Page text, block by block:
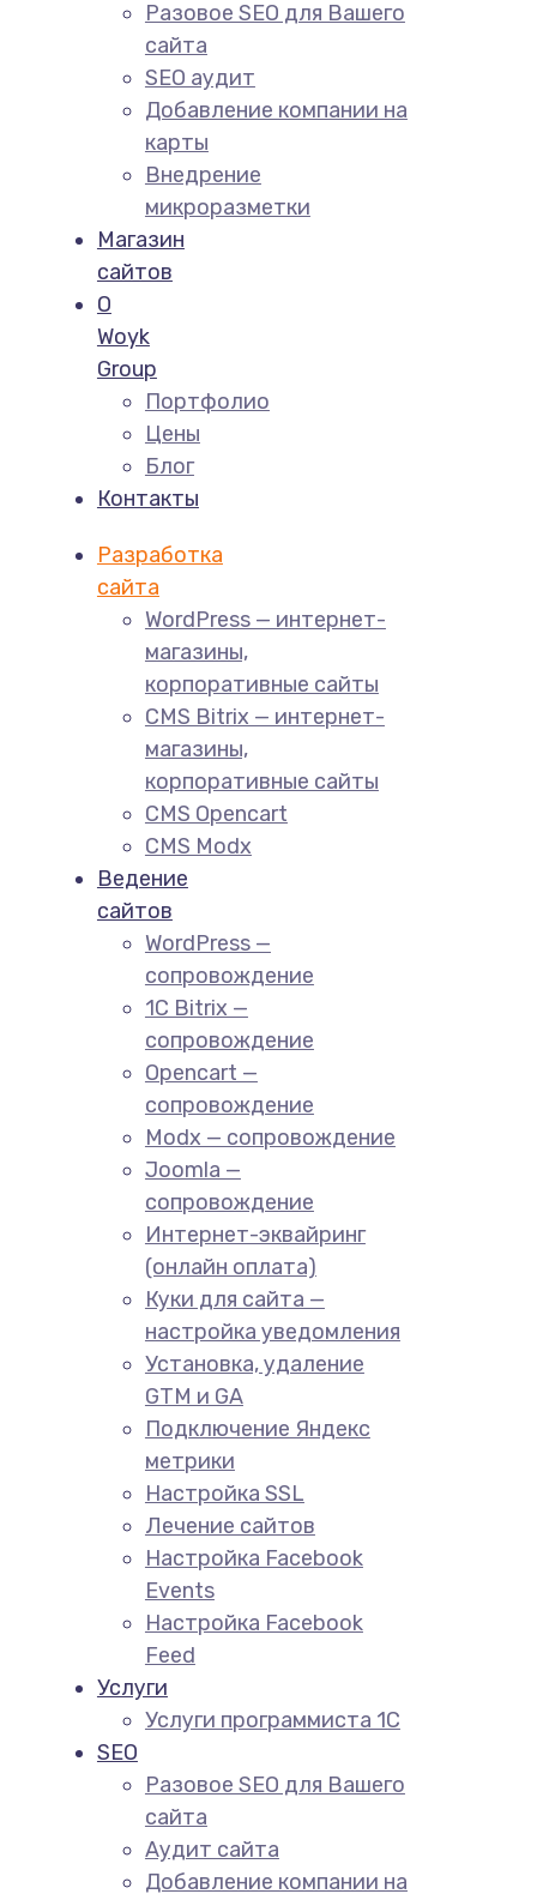
Разовое SEO для Вашего
сайта
SEO аудит
Добавление компании на
карты
Внедрение
микроразметки
Магазин
сайтов
О
Woyk
Group
Портфолио
Цены
Блог
Контакты
Разработка
сайта
WordPress — интернет-
магазины,
корпоративные сайты
CMS Bitrix — интернет-
магазины,
корпоративные сайты
CMS Opencart
CMS Modx
Ведение
сайтов
WordPress —
сопровождение
1C Bitrix —
сопровождение
Opencart —
сопровождение
Modx — сопровождение
Joomla —
сопровождение
Интернет-эквайринг
(онлайн оплата)
Куки для сайта —
настройка уведомления
Установка, удаление
GTM и GA
Подключение Яндекс
метрики
Настройка SSL
Лечение сайтов
Настройка Facebook
Events
Настройка Facebook
Feed
Услуги
Услуги программиста 1С
SEO
Разовое SEO для Вашего
сайта
Аудит сайта
Добавление компании на